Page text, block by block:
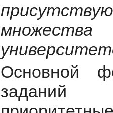
Основной
заданий